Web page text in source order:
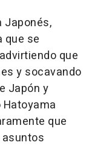
Japonés,
que se
que
y socavando
Japón y
que